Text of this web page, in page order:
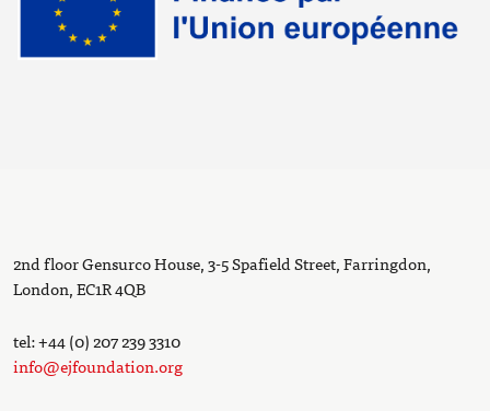
2nd floor Gensurco House, 3-5 Spafield Street, Farringdon,
London, EC1R 4QB
tel: +44 (0) 207 239 3310
info@ejfoundation.org